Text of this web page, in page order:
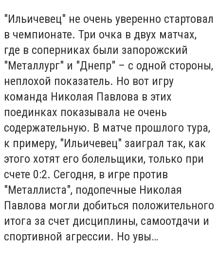
"Ильичевец" не очень уверенно стартовал
в чемпионате. Три очка в двух матчах,
где в соперниках были запорожский
"Металлург" и "Днепр" – с одной стороны,
неплохой показатель. Но вот игру
команда Николая Павлова в этих
поединках показывала не очень
содержательную. В матче прошлого тура,
к примеру, "Ильичевец" заиграл так, как
этого хотят его болельщики, только при
счете 0:2. Сегодня, в игре против
"Металлиста", подопечные Николая
Павлова могли добиться положительного
итога за счет дисциплины, самоотдачи и
спортивной агрессии. Но увы…